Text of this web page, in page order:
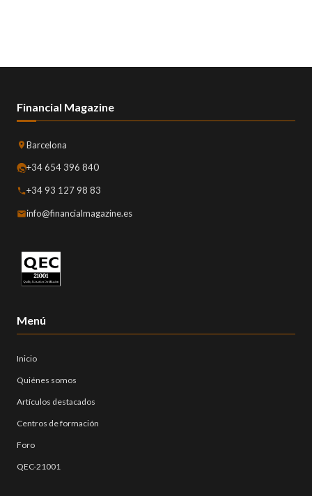
Financial Magazine
Barcelona
+34 654 396 840
+34 93 127 98 83
info@financialmagazine.es
Menú
Inicio
Quiénes somos
Artículos destacados
Centros de formación
Foro
QEC-21001